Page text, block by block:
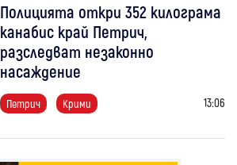
Полицията откри 352 килограма
канабис край Петрич,
разследват незаконно
насаждение
Петрич Крими 13:06